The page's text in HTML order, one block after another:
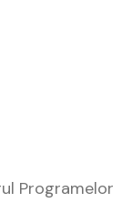
Programelor